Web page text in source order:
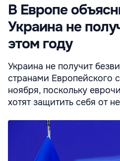
В Европе
Украина не
этом году
Украина не получит
странами Европейского
ноября, поскольку
хотят защитить себя от